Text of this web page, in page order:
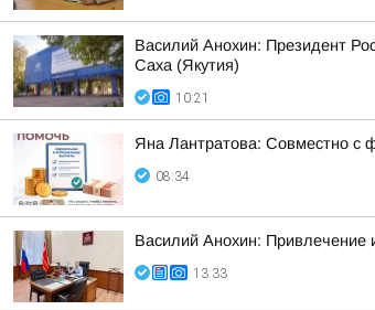
Василий Анохин: Президент
Саха (Якутия)
10:21
Яна Лантратова: Совместно с
08:34
Василий Анохин: Привлечение
13:33